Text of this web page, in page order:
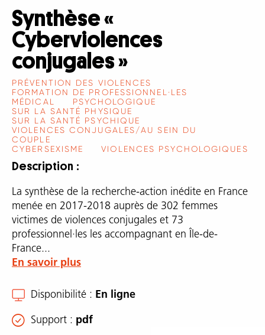
Synthèse «
Cyberviolences
conjugales »
PRÉVENTION DES VIOLENCES
FORMATION DE PROFESSIONNEL·LES
MÉDICAL
PSYCHOLOGIQUE
SUR LA SANTÉ PHYSIQUE
SUR LA SANTÉ PSYCHIQUE
VIOLENCES CONJUGALES/AU SEIN DU
COUPLE
CYBERSEXISME
VIOLENCES PSYCHOLOGIQUES
Description
La synthèse de la recherche-action inédite en France
menée en 2017-2018 auprès de 302 femmes
victimes de violences conjugales et 73
professionnel·les les accompagnant en Île-de-
France...
En savoir plus
Disponibilité En ligne
Support pdf